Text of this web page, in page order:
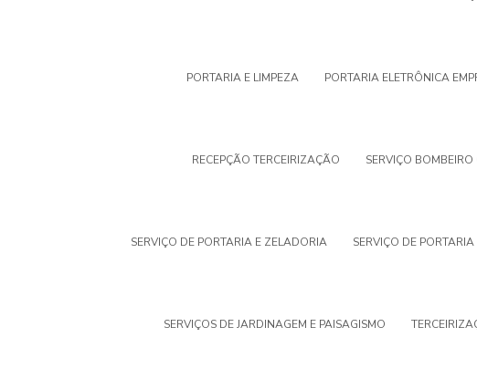
PORTARIA E LIMPEZA PORTARIA ELETRÔNICA
RECEPÇÃO TERCEIRIZAÇÃO SERVIÇO BOMBEIRO
SERVIÇO DE PORTARIA E ZELADORIA SERVIÇO DE
SERVIÇOS DE JARDINAGEM E PAISAGISMO